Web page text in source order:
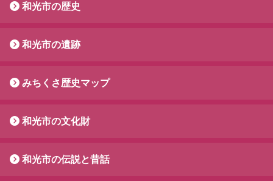
和光市の歴史
和光市の遺跡
みちくさ歴史マップ
和光市の文化財
和光市の伝説と昔話